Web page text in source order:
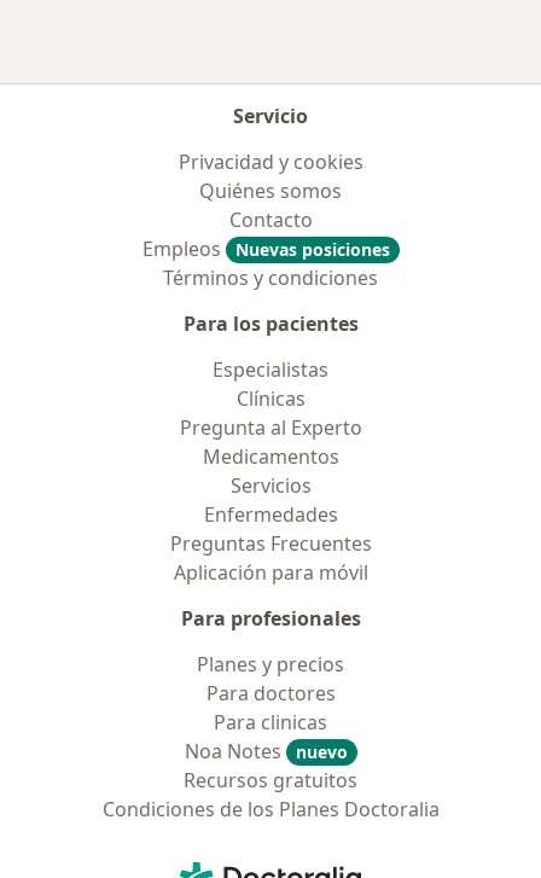
Servicio
Privacidad y cookies
Quiénes somos
Contacto
Empleos
Nuevas posiciones
Términos y condiciones
Para los pacientes
Especialistas
Clínicas
Pregunta al Experto
Medicamentos
Servicios
Enfermedades
Preguntas Frecuentes
Aplicación para móvil
Para profesionales
Planes y precios
Para doctores
Para clinicas
Noa Notes
nuevo
Recursos gratuitos
Condiciones de los Planes Doctoralia
Doctoralia - Página de inicio